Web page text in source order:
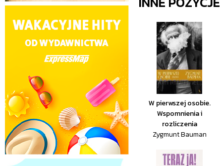
W pierwszej osobie.
Wspomnienia i
rozliczenia
Zygmunt Bauman